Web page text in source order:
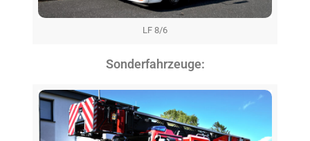
LF 8/6
Sonderfahrzeuge: